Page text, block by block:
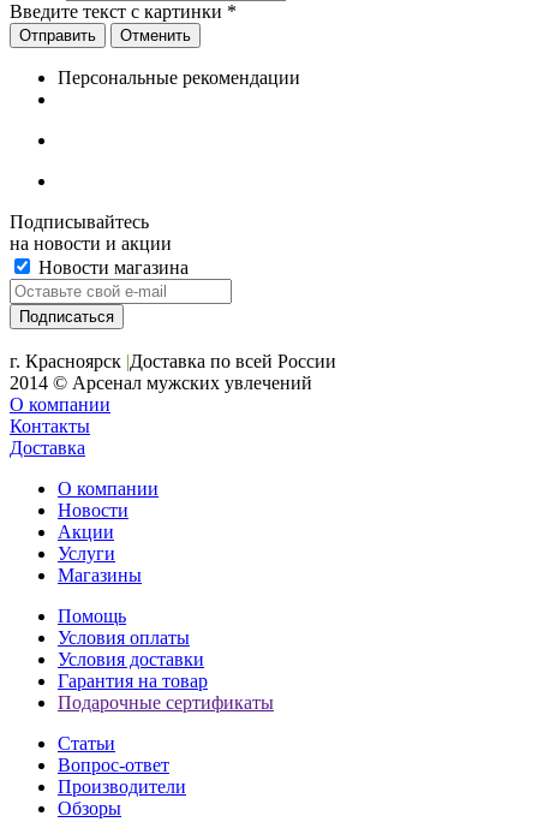
Введите текст с картинки *
Отменить
Персональные рекомендации
Подписывайтесь
на новости и акции
Новости магазина
г. Красноярск |Доставка по всей России
2014 © Арсенал мужских увлечений
О компании
Контакты
Доставка
О компании
Новости
Акции
Услуги
Магазины
Помощь
Условия оплаты
Условия доставки
Гарантия на товар
Подарочные сертификаты
Статьи
Вопрос-ответ
Производители
Обзоры